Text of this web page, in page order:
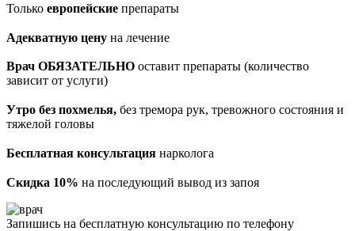
Только европейские препараты
Адекватную цену на лечение
Врач ОБЯЗАТЕЛЬНО оставит препараты (количество
зависит от услуги)
Утро без похмелья, без тремора рук, тревожного состояния и
тяжелой головы
Бесплатная консультация нарколога
Скидка 10% на последующий вывод из запоя
Запишись на бесплатную консультацию по телефону